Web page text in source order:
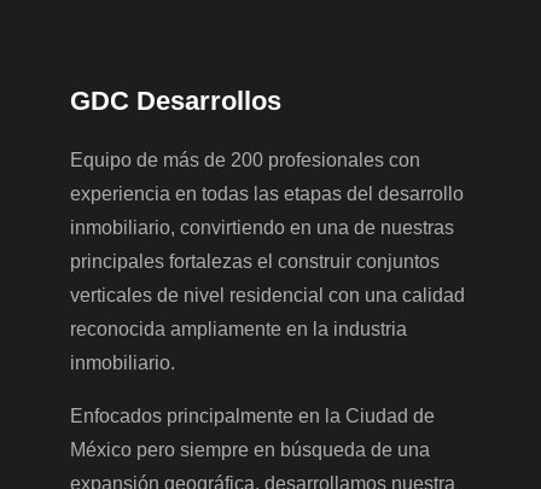
GDC Desarrollos
Equipo de más de 200 profesionales con
experiencia en todas las etapas del desarrollo
inmobiliario, convirtiendo en una de nuestras
principales fortalezas el construir conjuntos
verticales de nivel residencial con una calidad
reconocida ampliamente en la industria
inmobiliario.
Enfocados principalmente en la Ciudad de
México pero siempre en búsqueda de una
expansión geográfica, desarrollamos nuestra